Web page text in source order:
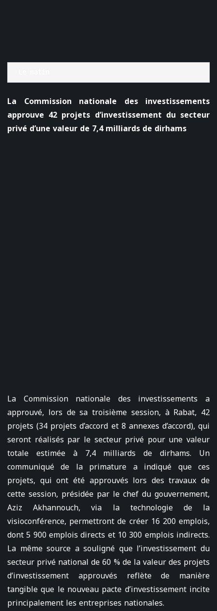
La Commission nationale des investissements
approuve 42 projets d’investissement du secteur
privé d’une valeur de 7,4 milliards de dirhams
La Commission nationale des investissements a
approuvé, lors de sa troisième session, à Rabat, 42
projets (34 projets d’accord et 8 annexes d’accord), qui
seront réalisés par le secteur privé pour une valeur
totale estimée à 7,4 milliards de dirhams. Un
communiqué de la primature a indiqué que ces
projets, qui ont été approuvés lors des travaux de
cette session, présidée par le chef du gouvernement,
Aziz Akhannouch, via la technologie de la
visioconférence, permettront de créer 16 200 emplois,
dont 5 900 emplois directs et 10 300 emplois indirects.
La même source a souligné que l’investissement du
secteur privé national de 60 % de la valeur des projets
d’investissement approuvés reflète de manière
tangible que le nouveau pacte d’investissement incite
principalement les entreprises nationales.